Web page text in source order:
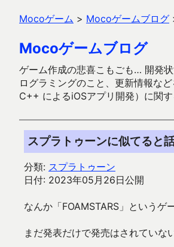
Mocoゲーム > Mocoゲームブログ
Mocoゲームブログ
ゲーム作成の悲喜こもごも… 開発
ログラミングのこと、更新情報な
C++ によるiOSアプリ開発）に関
スプラトゥーンに似てると
分類: スプラトゥーン
日付: 2023年05月26日公開
なんか「FOAMSTARS」というゲ
まだ発表だけで発売はされていな